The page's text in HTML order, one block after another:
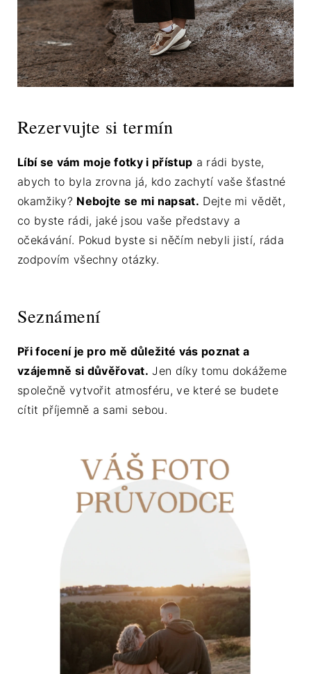
Rezervujte si termín
Líbí se vám moje fotky i přístup a rádi byste,
abych to byla zrovna já, kdo zachytí vaše šťastné
okamžiky? Nebojte se mi napsat. Dejte mi vědět,
co byste rádi, jaké jsou vaše představy a
očekávání. Pokud byste si něčím nebyli jistí, ráda
zodpovím všechny otázky.
Seznámení
Při focení je pro mě důležité vás poznat a
vzájemně si důvěřovat. Jen díky tomu dokážeme
společně vytvořit atmosféru, ve které se budete
cítit příjemně a sami sebou.